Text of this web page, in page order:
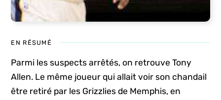
EN RÉSUMÉ
Parmi les suspects arrêtés, on retrouve Tony
Allen. Le même joueur qui allait voir son chandail
être retiré par les Grizzlies de Memphis, en